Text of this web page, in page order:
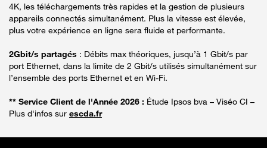
4K, les téléchargements très rapides et la gestion de plusieurs
appareils connectés simultanément. Plus la vitesse est élevée,
plus votre expérience en ligne sera fluide et performante.
2Gbit/s partagés : Débits max théoriques, jusqu’à 1 Gbit/s par
port Ethernet, dans la limite de 2 Gbit/s utilisés simultanément sur
l’ensemble des ports Ethernet et en Wi-Fi.
** Service Client de l'Année 2026 : Étude Ipsos bva – Viséo CI –
Plus d'infos sur escda.fr